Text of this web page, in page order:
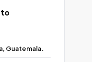
Guatemala.